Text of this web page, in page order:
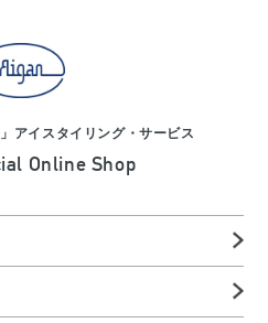
アイスタイリング・サービス
Online Shop